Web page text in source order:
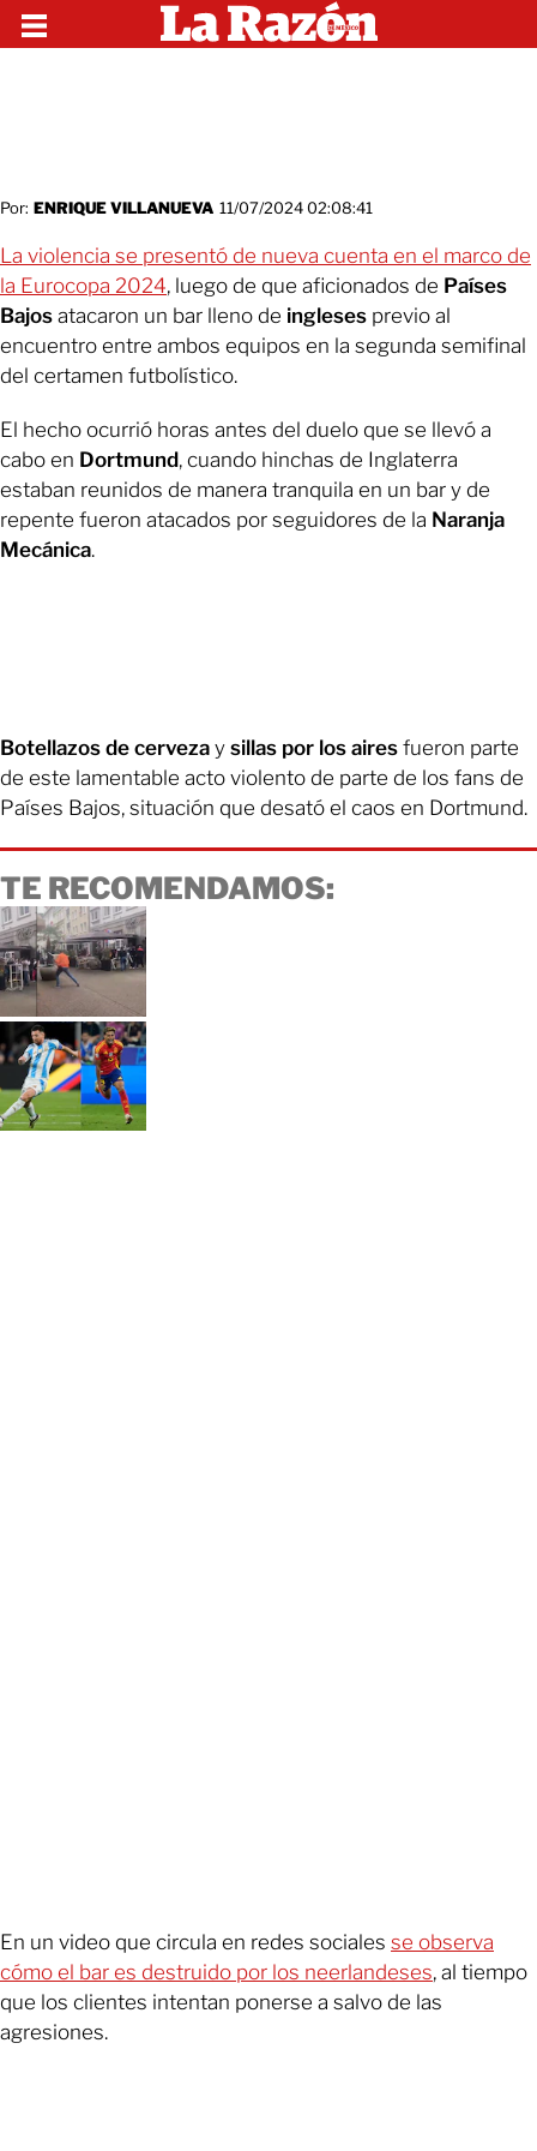
Por: ENRIQUE VILLANUEVA 11/07/2024 02:08:41
La violencia se presentó de nueva cuenta en el marco de
la Eurocopa 2024, luego de que aficionados de Países
Bajos atacaron un bar lleno de ingleses previo al
encuentro entre ambos equipos en la segunda semifinal
del certamen futbolístico.
El hecho ocurrió horas antes del duelo que se llevó a
cabo en Dortmund, cuando hinchas de Inglaterra
estaban reunidos de manera tranquila en un bar y de
repente fueron atacados por seguidores de la Naranja
Mecánica.
Botellazos de cerveza y sillas por los aires fueron parte
de este lamentable acto violento de parte de los fans de
Países Bajos, situación que desató el caos en Dortmund.
TE RECOMENDAMOS:
En un video que circula en redes sociales se observa
cómo el bar es destruido por los neerlandeses, al tiempo
que los clientes intentan ponerse a salvo de las
agresiones.